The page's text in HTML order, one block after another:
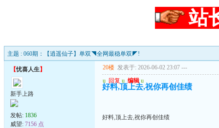
站
主题 : 060期：【逍遥仙子】单双◥全网最稳单双◤!
【忧喜人生】
新手上路
发帖: 1836
威望: 7156 点
20楼 发表于: 2026-06-02 23:07 ---
u 回复 u 编辑 u
好料,顶上去,祝你再创佳绩
好料,顶上去,祝你再创佳绩